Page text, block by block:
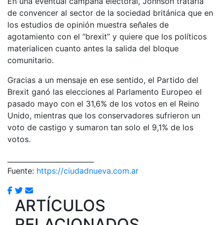
de convencer al sector de la sociedad británica que en
los estudios de opinión muestra señales de
agotamiento con el “brexit” y quiere que los políticos
materialicen cuanto antes la salida del bloque
comunitario.
Gracias a un mensaje en ese sentido, el Partido del
Brexit ganó las elecciones al Parlamento Europeo el
pasado mayo con el 31,6% de los votos en el Reino
Unido, mientras que los conservadores sufrieron un
voto de castigo y sumaron tan solo el 9,1% de los
votos.
Fuente: https://ciudadnueva.com.ar
ARTÍCULOS